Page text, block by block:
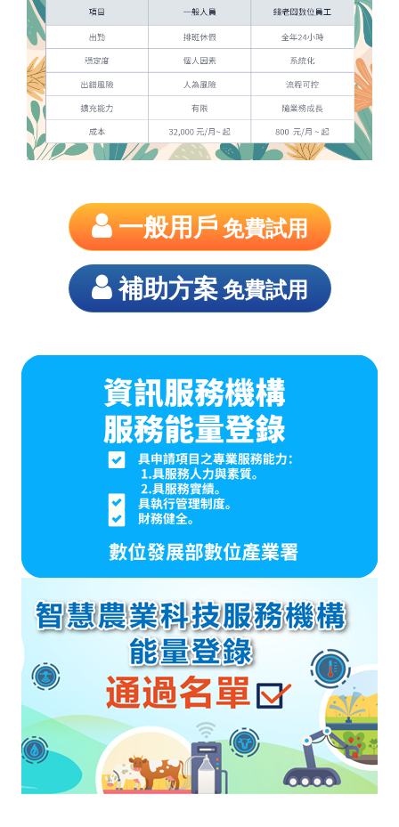
一般用戶免費試用
補助方案免費試用